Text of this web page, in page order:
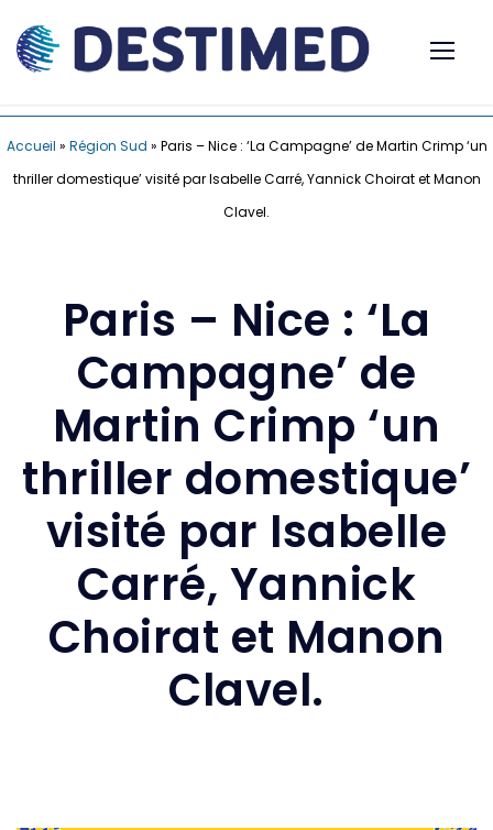
Accueil » Région Sud » Paris – Nice : ‘La Campagne’ de Martin Crimp ‘un
thriller domestique’ visité par Isabelle Carré, Yannick Choirat et Manon
Clavel.
Paris – Nice : ‘La
Campagne’ de
Martin Crimp ‘un
thriller domestique’
visité par Isabelle
Carré, Yannick
Choirat et Manon
Clavel.